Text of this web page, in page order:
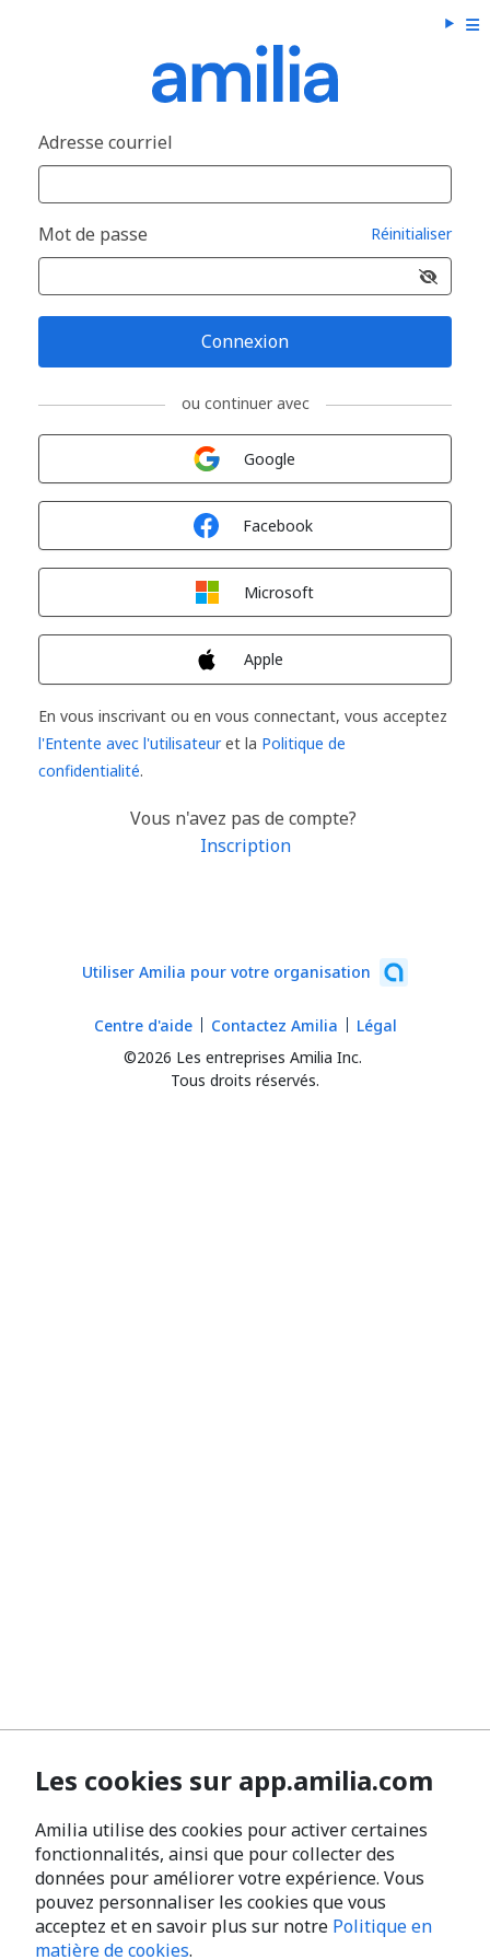
Adresse courriel
Mot de passe Réinitialiser
Connexion
ou continuer avec
Google
Facebook
Microsoft
Apple
En vous inscrivant ou en vous connectant, vous acceptez
l'Entente avec l'utilisateuret la Politique de
confidentialité.
Vous n'avez pas de compte?
Inscription
Utiliser Amilia pour votre organisation
©2026 Les entreprises Amilia Inc.
Tous droits réservés.
Centre d'aide Contactez Amilia Légal
Les cookies sur app.amilia.com
Amilia utilise des cookies pour activer certaines
fonctionnalités, ainsi que pour collecter des
données pour améliorer votre expérience. Vous
pouvez personnaliser les cookies que vous
acceptez et en savoir plus sur notre Politique en
matière de cookies.